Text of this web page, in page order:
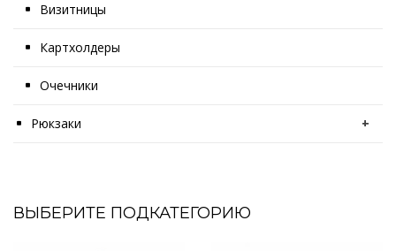
Визитницы
Картхолдеры
Очечники
Рюкзаки +
ВЫБЕРИТЕ ПОДКАТЕГОРИЮ